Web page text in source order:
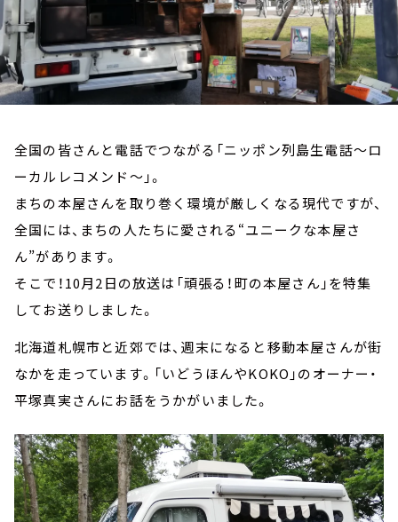
全国の皆さんと電話でつながる「ニッポン列島生電話～ロ
ーカルレコメンド～」。
まちの本屋さんを取り巻く環境が厳しくなる現代ですが、
全国には、まちの人たちに愛される“ユニークな本屋さ
ん”があります。
そこで！10月2日の放送は「頑張る！町の本屋さん」を特集
してお送りしました。
北海道札幌市と近郊では、週末になると移動本屋さんが街
なかを走っています。「いどうほんやKOKO」のオーナー・
平塚真実さんにお話をうかがいました。